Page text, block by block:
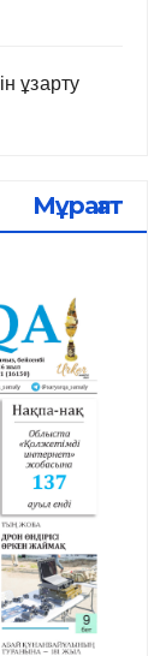
ұзарту
Мұрағат